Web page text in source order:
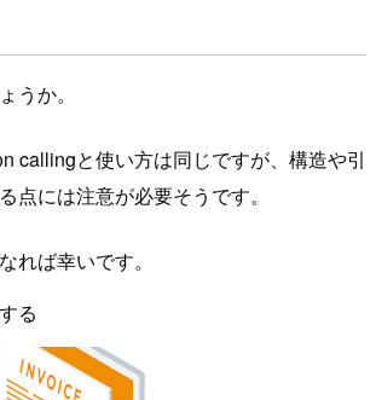
うか。
callingと使い方は同じですが、構造や引
点には注意が必要そうです。
れば幸いです。
る